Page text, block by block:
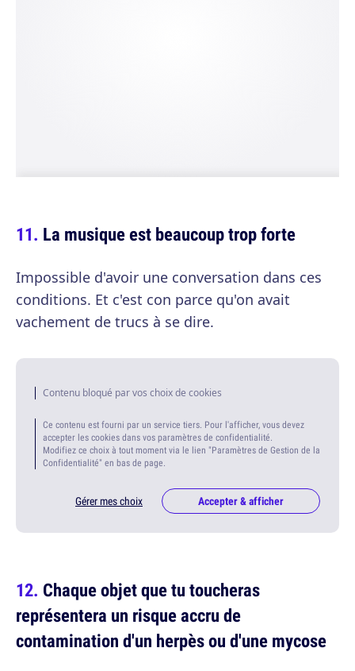
La musique est beaucoup trop forte
Impossible d'avoir une conversation dans ces
conditions. Et c'est con parce qu'on avait
vachement de trucs à se dire.
Contenu bloqué par vos choix de cookies
Ce contenu est fourni par un service tiers. Pour l'afficher, vous devez
accepter les cookies dans vos paramètres de confidentialité.
Modifiez ce choix à tout moment via le lien "Paramètres de Gestion de la
Confidentialité" en bas de page.
Gérer mes choix Accepter & afficher
Chaque objet que tu toucheras
représentera un risque accru de
contamination d'un herpès ou d'une mycose